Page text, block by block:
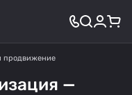
продвижение
—